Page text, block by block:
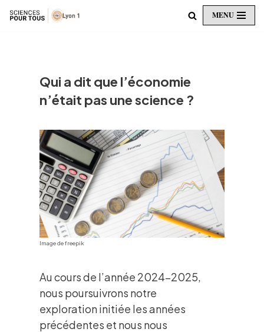
MENU
Qui a dit que l’économie
n’était pas une science ?
Image de freepik
Au cours de l’année 2024-2025,
nous poursuivrons notre
exploration initiée les années
précédentes et nous nous